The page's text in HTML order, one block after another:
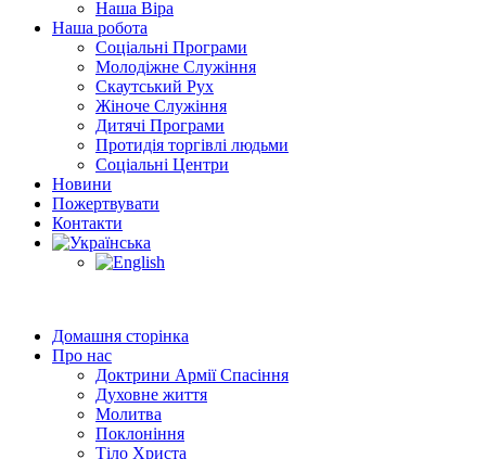
Наша Віра
Наша робота
Соціальні Програми
Молодіжне Служіння
Скаутський Рух
Жіноче Cлужіння
Дитячі Програми
Протидія торгівлі людьми
Соціальні Центри
Новини
Пожертвувати
Контакти
Домашня сторінка
Про нас
Доктрини Армії Спасіння
Духовне життя
Молитва
Поклоніння
Тіло Христа